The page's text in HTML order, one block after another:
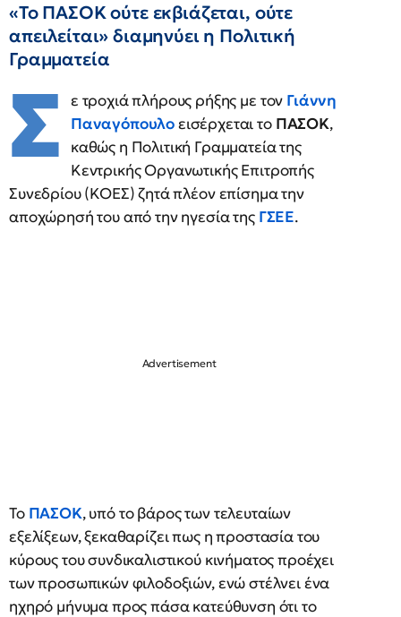
«Το ΠΑΣΟΚ ούτε εκβιάζεται, ούτε
απειλείται» διαμηνύει η Πολιτική
Γραμματεία
Σ ε τροχιά πλήρους ρήξης με τον Γιάννη
Παναγόπουλοεισέρχεται το ΠΑΣΟΚ,
καθώς η Πολιτική Γραμματεία της
Κεντρικής Οργανωτικής Επιτροπής
Συνεδρίου (ΚΟΕΣ) ζητά πλέον επίσημα την
αποχώρησή του από την ηγεσία της ΓΣΕΕ.
Το ΠΑΣΟΚ, υπό το βάρος των τελευταίων
εξελίξεων, ξεκαθαρίζει πως η προστασία του
κύρους του συνδικαλιστικού κινήματος προέχει
των προσωπικών φιλοδοξιών, ενώ στέλνει ένα
ηχηρό μήνυμα προς πάσα κατεύθυνση ότι το